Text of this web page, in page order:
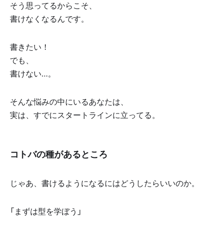
そう思ってるからこそ、
書けなくなるんです。
書きたい！
でも、
書けない…。
そんな悩みの中にいるあなたは、
実は、すでにスタートラインに立ってる。
コトバの種があるところ
じゃあ、書けるようになるにはどうしたらいいのか。
「まずは型を学ぼう」